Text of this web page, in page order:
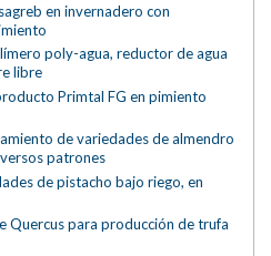
en invernadero con
poly-agua, reductor de agua
libre
Primtal FG en pimiento
de variedades de almendro
patrones
de pistacho bajo riego, en
Quercus para producción de trufa